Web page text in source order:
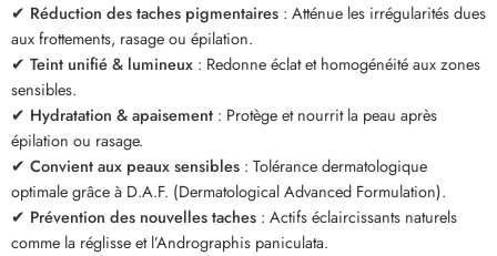
✔ Réduction des taches pigmentaires : Atténue les irrégularités dues
aux frottements, rasage ou épilation.
✔ Teint unifié & lumineux : Redonne éclat et homogénéité aux zones
sensibles.
✔ Hydratation & apaisement : Protège et nourrit la peau après
épilation ou rasage.
✔ Convient aux peaux sensibles : Tolérance dermatologique
optimale grâce à D.A.F. (Dermatological Advanced Formulation).
✔ Prévention des nouvelles taches : Actifs éclaircissants naturels
comme la réglisse et l’Andrographis paniculata.